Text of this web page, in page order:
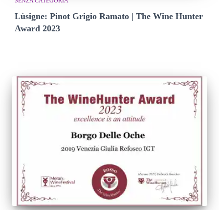
Lùsigne: Pinot Grigio Ramato | The Wine Hunter
Award 2023